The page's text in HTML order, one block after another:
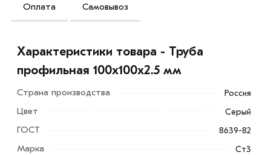
Оплата Самовывоз
Характеристики товара - Труба
профильная 100х100х2.5 мм
Страна производства Россия
Цвет Серый
ГОСТ 8639-82
Марка Ст3